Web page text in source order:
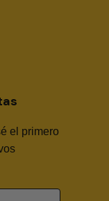
el primero
buscas